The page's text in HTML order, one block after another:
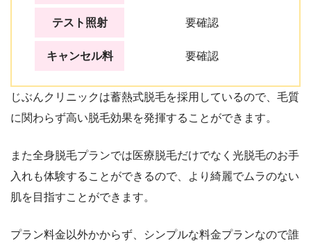
テスト照射 要確認
キャンセル料 要確認
じぶんクリニックは蓄熱式脱毛を採用しているので、毛質
に関わらず高い脱毛効果を発揮することができます。
また全身脱毛プランでは医療脱毛だけでなく光脱毛のお手
入れも体験することができるので、より綺麗でムラのない
肌を目指すことができます。
プラン料金以外かからず、シンプルな料金プランなので誰